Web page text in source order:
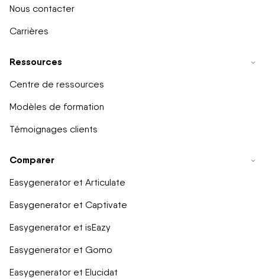
Nous contacter
Carrières
Ressources
Centre de ressources
Modèles de formation
Témoignages clients
Comparer
Easygenerator et Articulate
Easygenerator et Captivate
Easygenerator et isEazy
Easygenerator et Gomo
Easygenerator et Elucidat